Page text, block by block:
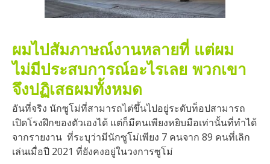
ผมไปสัมภาษณ์งานหลายที่ แต่ผม
ไม่มีประสบการณ์อะไรเลย พวกเขา
จึงปฏิเสธผมทั้งหมด
อันที่จริง นักซูโม่ที่สามารถไต่ขึ้นไปอยู่ระดับท็อปสามารถ
เปิดโรงฝึกของตัวเองได้ แต่ก็มีคนเพียงหยิบมือเท่านั้นที่ทำได้
จากรายงาน ที่ระบุว่ามีนักซูโม่เพียง 7 คนจาก 89 คนที่เลิก
เล่นเมื่อปี 2021 ที่ยังคงอยู่ในวงการซูโม่